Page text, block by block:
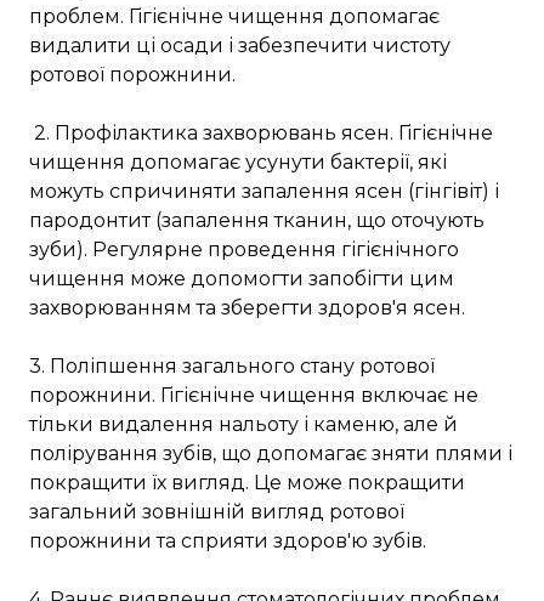
проблем. Гігієнічне чищення допомагає
видалити ці осади і забезпечити чистоту
ротової порожнини.
2. Профілактика захворювань ясен. Гігієнічне
чищення допомагає усунути бактерії, які
можуть спричиняти запалення ясен (гінгівіт) і
пародонтит (запалення тканин, що оточують
зуби). Регулярне проведення гігієнічного
чищення може допомогти запобігти цим
захворюванням та зберегти здоров'я ясен.
3. Поліпшення загального стану ротової
порожнини. Гігієнічне чищення включає не
тільки видалення нальоту і каменю, але й
полірування зубів, що допомагає зняти плями і
покращити їх вигляд. Це може покращити
загальний зовнішній вигляд ротової
порожнини та сприяти здоров'ю зубів.